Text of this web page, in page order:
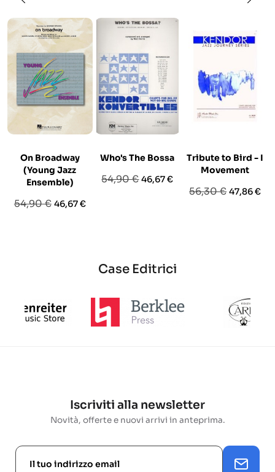
On Broadway
(Young Jazz
Ensemble)
Prezzo
54,90 € Prezzo
46,67 €
Who's The Bossa
Prezzo
54,90 €Prezzo
46,67 €
Tribute to Bird - I
Movement
Prezzo
56,30 € Prezzo
47,86 €
Case Editrici
Iscriviti alla newsletter
Novità, offerte e nuovi arrivi in anteprima.